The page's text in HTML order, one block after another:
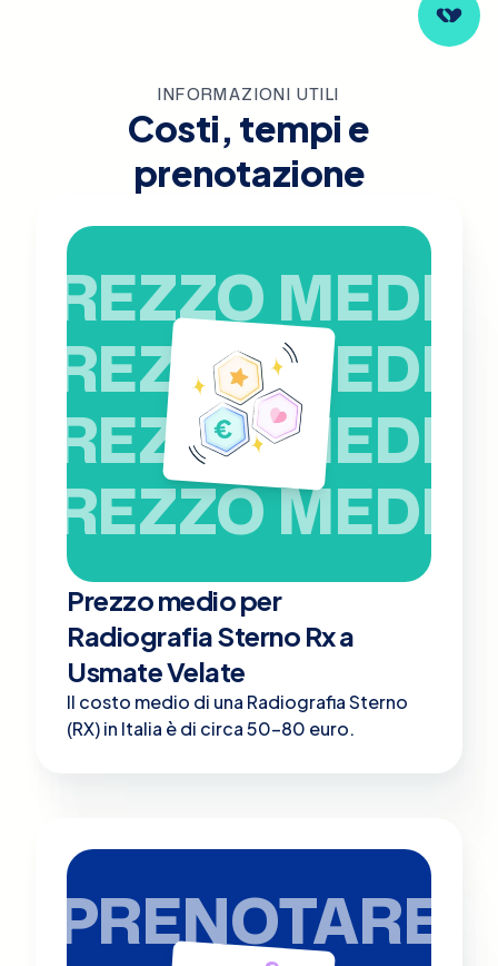
INFORMAZIONI UTILI
Costi, tempi e
prenotazione
PREZZO MEDIO
PREZZO MEDIO
PREZZO MEDIO
PREZZO MEDIO
Prezzo medio per
Radiografia Sterno Rx a
Usmate Velate
Il costo medio di una Radiografia Sterno
(RX) in Italia è di circa 50-80 euro.
PRENOTARE